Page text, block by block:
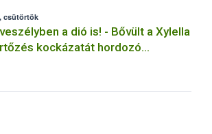
csütörtök
a dió is! - Bővült a Xylella
kockázatát hordozó